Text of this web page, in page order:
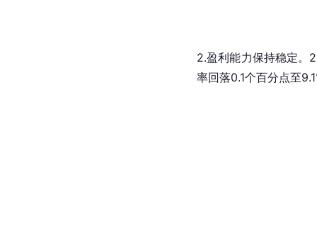
2.盈利能力保持稳定。
率回落0.1个百分点至